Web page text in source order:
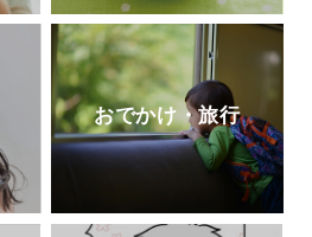
おでかけ・旅行